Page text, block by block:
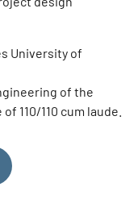
University of
of the
110/110 cum laude.